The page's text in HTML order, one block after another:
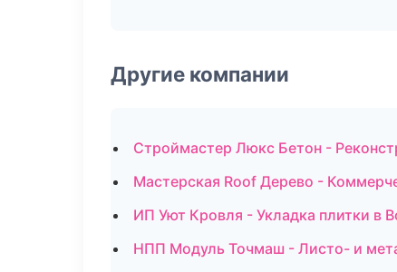
Другие компании
Строймастер Люкс Бетон -
Мастерская Roof Дерево -
ИП Уют Кровля - Укладка плитки в
НПП Модуль Точмаш - Листо- и